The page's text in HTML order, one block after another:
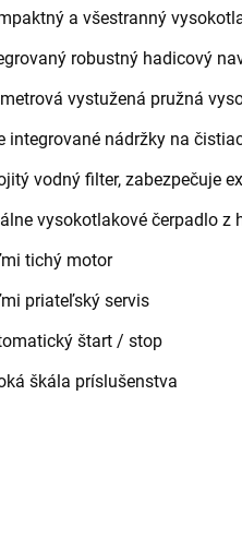
a všestranný
robustný hadicový
vystužená pružná
integrované nádržky na
vodný filter, zabezpečuje
vysokotlakové čerpadlo z
tichý motor
priateľský servis
štart / stop
škála príslušenstva